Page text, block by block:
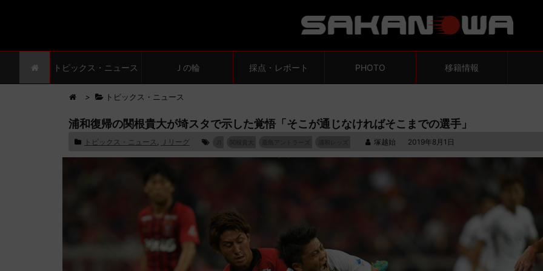
トピックス・ニュース Ｊの輪 採点・レポート PHOTO 移籍情報
> トピックス・ニュース
浦和復帰の関根貴大が埼スタで示した覚悟「そこが通じなければそこまでの選手」
トピックス・ニュース , Ｊリーグ 塚越始 2019年8月1日